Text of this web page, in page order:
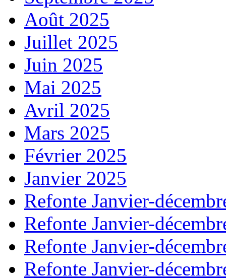
Août 2025
Juillet 2025
Juin 2025
Mai 2025
Avril 2025
Mars 2025
Février 2025
Janvier 2025
Refonte Janvier-
Refonte Janvier-
Refonte Janvier-
Refonte Janvier-